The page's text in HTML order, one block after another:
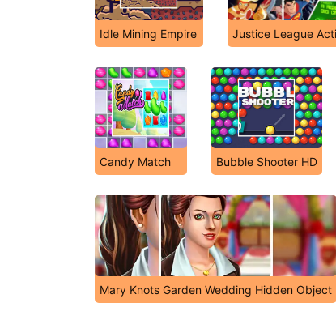
Idle Mining Empire Justice League
Candy Match Bubble Shooter HD
Mary Knots Garden Wedding Hidden Object